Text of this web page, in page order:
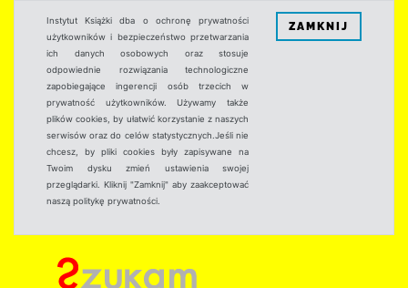
Instytut Książki dba o ochronę prywatności
użytkowników i bezpieczeństwo przetwarzania
ich danych osobowych oraz stosuje
odpowiednie rozwiązania technologiczne
zapobiegające ingerencji osób trzecich w
prywatność użytkowników. Używamy także
plików cookies, by ułatwić korzystanie z naszych
serwisów oraz do celów statystycznych.Jeśli nie
chcesz, by pliki cookies były zapisywane na
Twoim dysku zmień ustawienia swojej
przeglądarki. Kliknij "Zamknij" aby zaakceptować
naszą politykę prywatności.
ZAMKNIJ